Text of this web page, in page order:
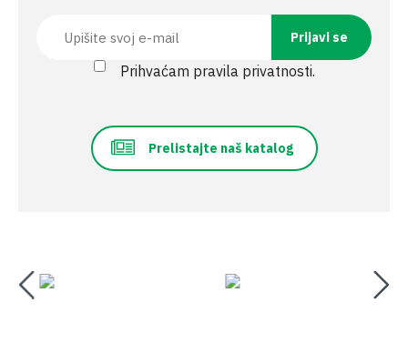
Prihvaćam pravila privatnosti.
Prelistajte naš katalog